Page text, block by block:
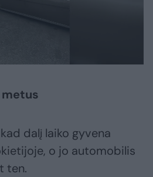
dalį laiko gyvena
o jo automobilis
ten.